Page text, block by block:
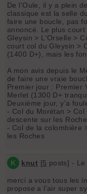
De l'Oule, il y a plein
classique est la selle
faire une boucle, pas
annoncé. Le plus
Gleysin > L'Orselle >
court col du Gleysin >
(1400 D+), mais les
A mon avis depuis le
de faire une vraie
Premier jour : Premier
Merlet (1300 D+
Deuxième jour, y'a
- Col du Morétan >
descente sur les
- Col de la colombière
les Roches
K knut [5 posts] - Le
merci a vous tous les
propose a l'air super